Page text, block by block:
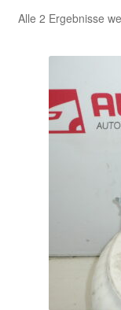
Alle 2 Ergebnisse